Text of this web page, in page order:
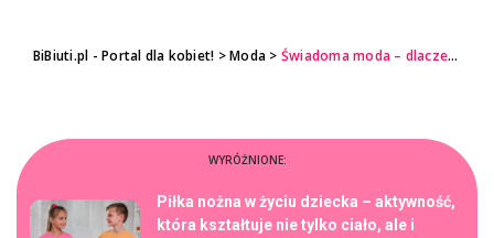
BiBiuti.pl - Portal dla kobiet! >Moda > Świadoma moda – dlaczego warto wybierać ekologiczne torebki?
WYRÓŻNIONE:
Piłka nożna w życiu dziecka – aktywność,
która kształtuje nie tylko ciało, ale i